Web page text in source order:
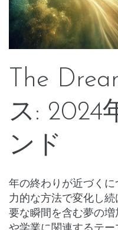
The
ス: 2024
ンド
年の終わりが近づく
力的な方法で変化し
要な瞬間を含む夢の